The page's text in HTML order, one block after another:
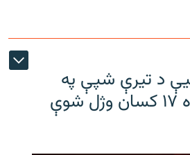
د تیرې شپې په
بریدونو کې لږترلږه ۱۷ کسان وژل شوې